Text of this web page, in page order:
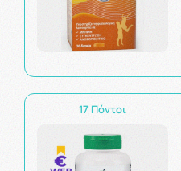
17 Πόντοι